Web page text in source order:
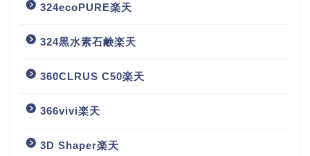
324ecoPURE楽天
324黒水素石鹸楽天
360CLRUS C50楽天
366vivi楽天
3D Shaper楽天